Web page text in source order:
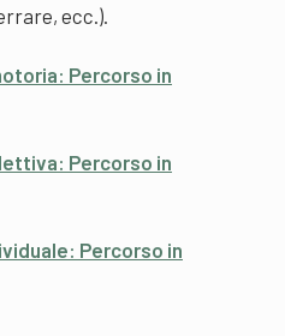
ecc.).
Percorso in
Percorso in
Percorso in